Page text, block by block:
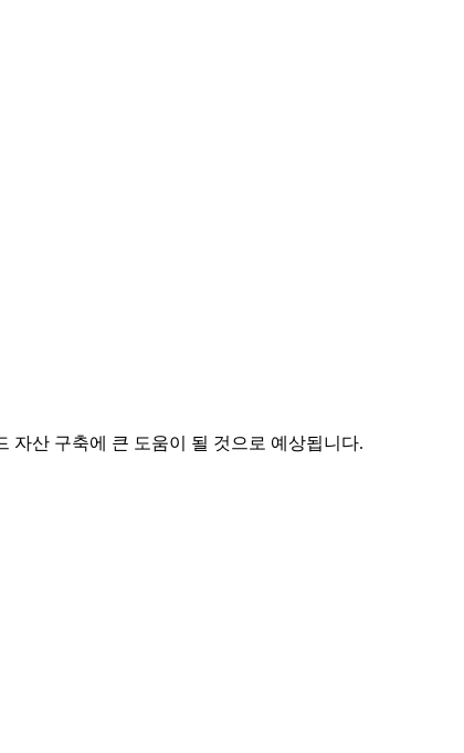
자산 구축에 큰 도움이 될 것으로 예상됩니다.